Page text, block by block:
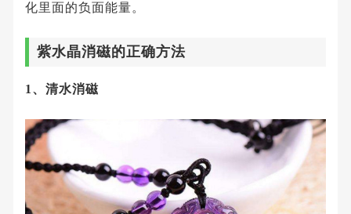
化里面的负面能量。
紫水晶消磁的正确方法
1、清水消磁